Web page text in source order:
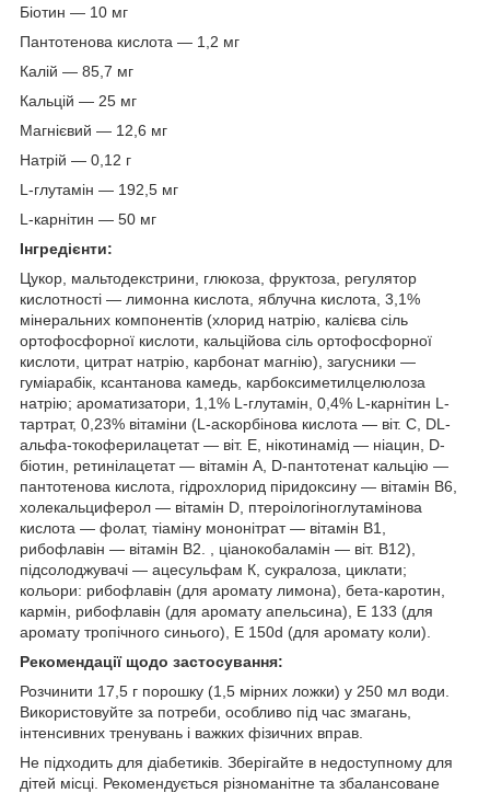
Біотин — 10 мг
Пантотенова кислота — 1,2 мг
Калій — 85,7 мг
Кальцій — 25 мг
Магнієвий — 12,6 мг
Натрій — 0,12 г
L-глутамін — 192,5 мг
L-карнітин — 50 мг
Інгредієнти:
Цукор, мальтодекстрини, глюкоза, фруктоза, регулятор
кислотності — лимонна кислота, яблучна кислота, 3,1%
мінеральних компонентів (хлорид натрію, калієва сіль
ортофосфорної кислоти, кальційова сіль ортофосфорної
кислоти, цитрат натрію, карбонат магнію), загусники —
гуміарабік, ксантанова камедь, карбоксиметилцелюлоза
натрію; ароматизатори, 1,1% L-глутамін, 0,4% L-карнітин L-
тартрат, 0,23% вітаміни (L-аскорбінова кислота — віт. C, DL-
альфа-токоферилацетат — віт. E, нікотинамід — ніацин, D-
біотин, ретинілацетат — вітамін A, D-пантотенат кальцію —
пантотенова кислота, гідрохлорид піридоксину — вітамін B6,
холекальциферол — вітамін D, птероілогіноглутамінова
кислота — фолат, тіаміну мононітрат — вітамін B1,
рибофлавін — вітамін B2. , ціанокобаламін — віт. B12),
підсолоджувачі — ацесульфам К, сукралоза, циклати;
кольори: рибофлавін (для аромату лимона), бета-каротин,
кармін, рибофлавін (для аромату апельсина), E 133 (для
аромату тропічного синього), E 150d (для аромату коли).
Рекомендації щодо застосування:
Розчинити 17,5 г порошку (1,5 мірних ложки) у 250 мл води.
Використовуйте за потреби, особливо під час змагань,
інтенсивних тренувань і важких фізичних вправ.
Не підходить для діабетиків. Зберігайте в недоступному для
дітей місці. Рекомендується різноманітне та збалансоване